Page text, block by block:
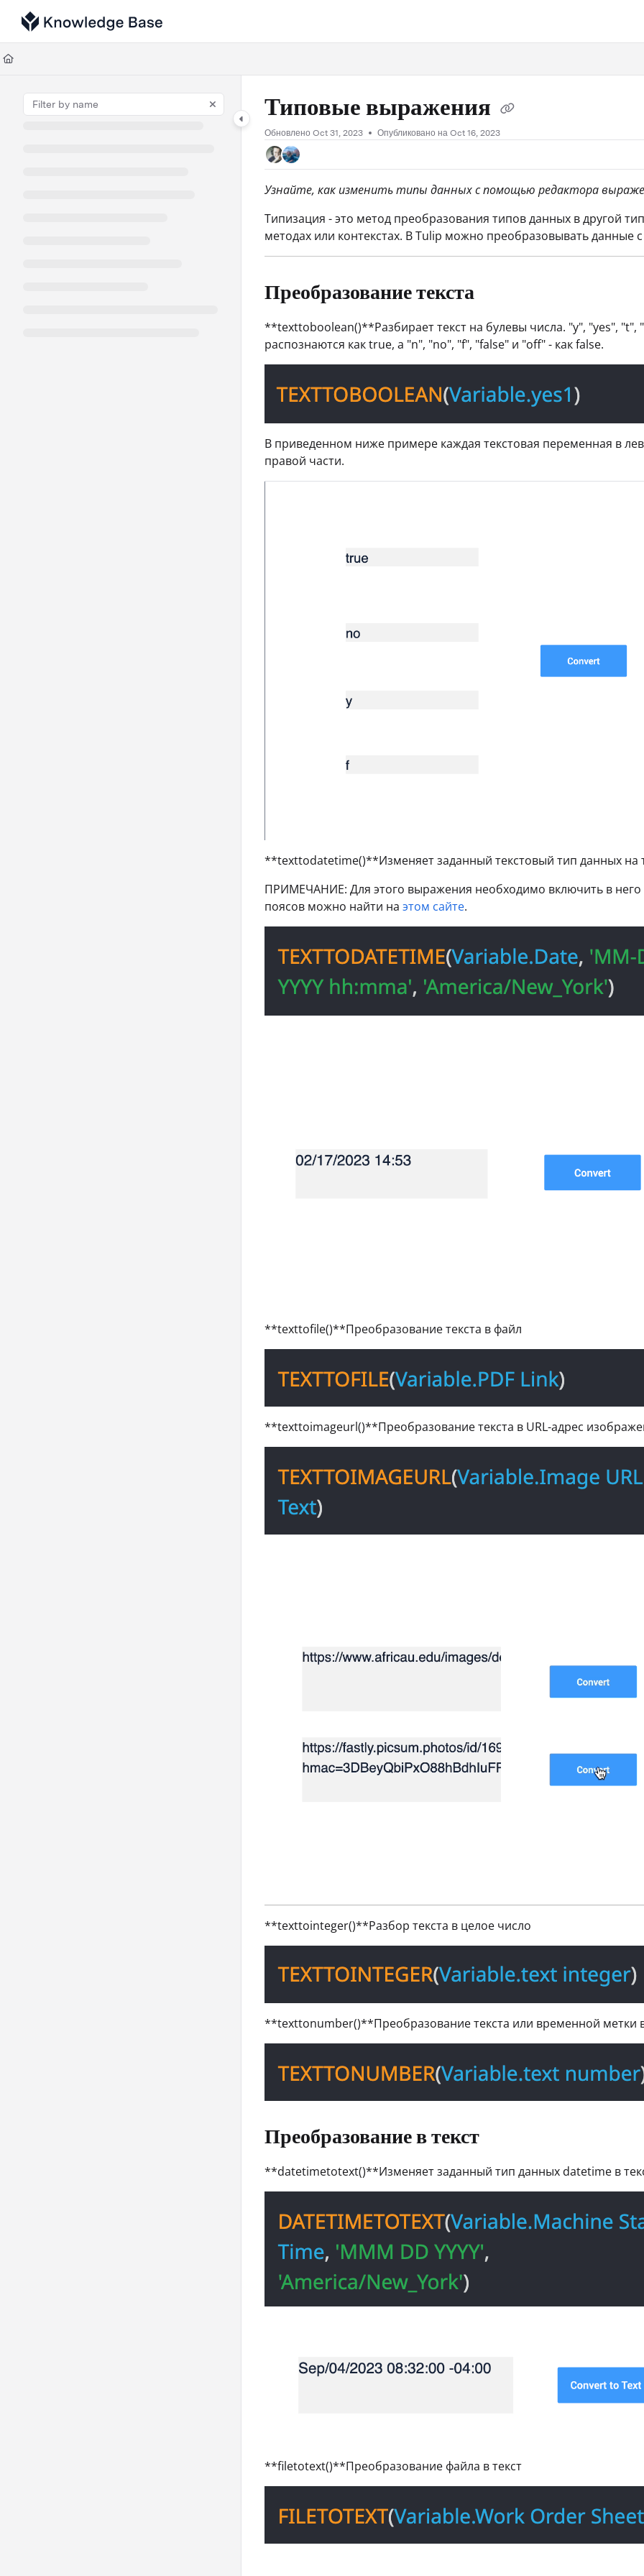
Documentation Index
Fetch the complete documentation index at:
Use this file to discover all available pages before exploring further.
Типовые выражения
Обновлено Oct 31, 2023 Опубликовано на Oct 16, 2023
Узнайте, как изменить типы данных с помощью редактора
Типизация - это метод преобразования типов данных в другой
методах или контекстах. В Tulip можно преобразовывать
Преобразование текста
**texttoboolean()**Разбирает текст на булевы числа. "y", "yes",
распознаются как true, а "n", "no", "f", "false" и "off" - как false.
В приведенном ниже примере каждая текстовая переменная в
правой части.
**texttodatetime()**Изменяет заданный текстовый тип данных на
ПРИМЕЧАНИЕ: Для этого выражения необходимо включить в
поясов можно найти на этом сайте.
**texttofile()**Преобразование текста в файл
**texttoimageurl()**Преобразование текста в URL-адрес
**texttointeger()**Разбор текста в целое число
**texttonumber()**Преобразование текста или временной метки
Преобразование в текст
**datetimetotext()**Изменяет заданный тип данных datetime в
**filetotext()**Преобразование файла в текст